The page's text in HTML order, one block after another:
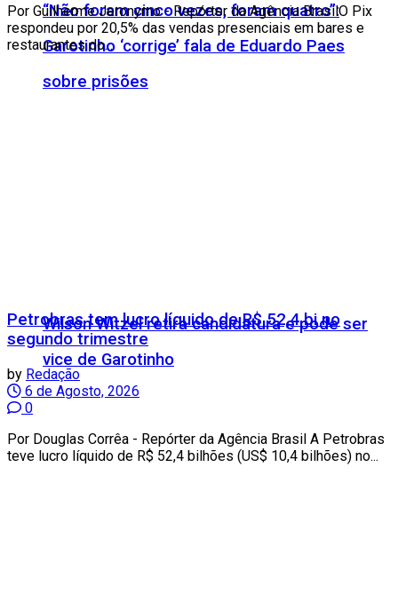
“Não foram cinco vezes, foram quatro”:
Garotinho ‘corrige’ fala de Eduardo Paes
sobre prisões
Wilson Witzel retira candidatura e pode ser
vice de Garotinho
Por Guilherme Jeronymo - Repórter da Agência BrasilO Pix
respondeu por 20,5% das vendas presenciais em bares e
restaurantes do...
Petrobras tem lucro líquido de R$ 52,4 bi no
segundo trimestre
by Redação
6 de Agosto, 2026
0
Por Douglas Corrêa - Repórter da Agência Brasil A Petrobras
teve lucro líquido de R$ 52,4 bilhões (US$ 10,4 bilhões) no...